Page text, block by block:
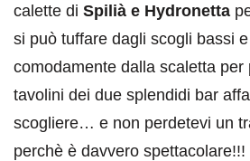
calette di Spilià e Hydronetta
si può tuffare dagli scogli bassi
comodamente dalla scaletta per
tavolini dei due splendidi bar
scogliere… e non perdetevi un
perchè è davvero spettacolare!!!